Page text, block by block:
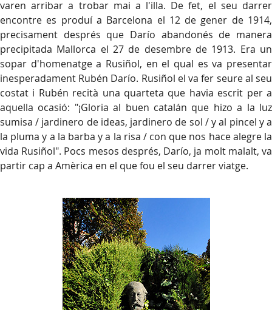
varen arribar a trobar mai a l'illa. De fet, el seu darrer
encontre es produí a Barcelona el 12 de gener de 1914,
precisament després que Darío abandonés de manera
precipitada Mallorca el 27 de desembre de 1913. Era un
sopar d'homenatge a Rusiñol, en el qual es va presentar
inesperadament Rubén Darío. Rusiñol el va fer seure al seu
costat i Rubén recità una quarteta que havia escrit per a
aquella ocasió: "¡Gloria al buen catalán que hizo a la luz
sumisa / jardinero de ideas, jardinero de sol / y al pincel y a
la pluma y a la barba y a la risa / con que nos hace alegre la
vida Rusiñol". Pocs mesos després, Darío, ja molt malalt, va
partir cap a Amèrica en el que fou el seu darrer viatge.